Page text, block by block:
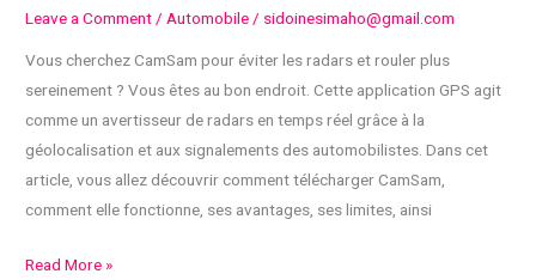
Leave a Comment / Automobile / sidoinesimaho@gmail.com
Vous cherchez CamSam pour éviter les radars et rouler plus
sereinement ? Vous êtes au bon endroit. Cette application GPS agit
comme un avertisseur de radars en temps réel grâce à la
géolocalisation et aux signalements des automobilistes. Dans cet
article, vous allez découvrir comment télécharger CamSam,
comment elle fonctionne, ses avantages, ses limites, ainsi
CamSam
Read More »